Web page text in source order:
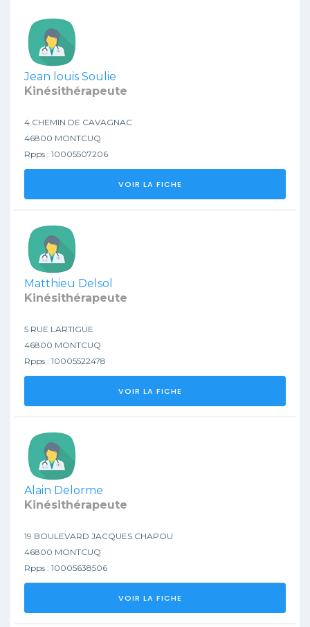
Jean louis Soulie
Kinésithérapeute
4 CHEMIN DE CAVAGNAC
46800 MONTCUQ
Rpps : 10005507206
VOIR LA FICHE
Matthieu Delsol
Kinésithérapeute
5 RUE LARTIGUE
46800 MONTCUQ
Rpps : 10005522478
VOIR LA FICHE
Alain Delorme
Kinésithérapeute
19 BOULEVARD JACQUES CHAPOU
46800 MONTCUQ
Rpps : 10005638506
VOIR LA FICHE